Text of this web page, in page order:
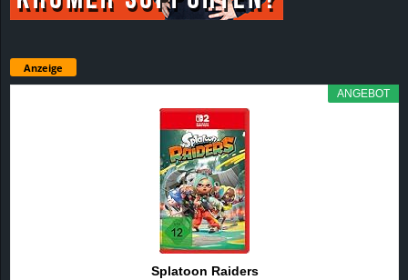
Anzeige
ANGEBOT
Splatoon Raiders